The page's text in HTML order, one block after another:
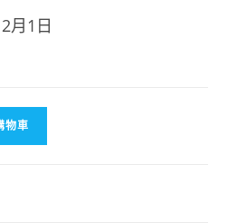
月1日
物車